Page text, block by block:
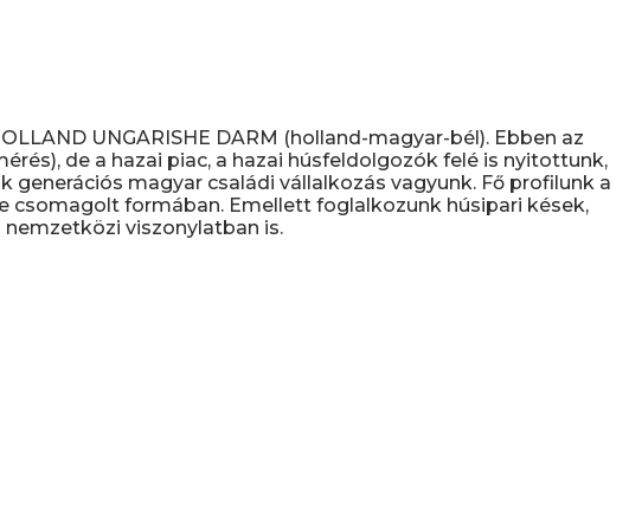
UNGARISHE DARM (holland-magyar-bél). Ebben az
de a hazai piac, a hazai húsfeldolgozók felé is nyitottunk,
magyar családi vállalkozás vagyunk. Fő profilunk a
csomagolt formában. Emellett foglalkozunk húsipari kések,
viszonylatban is.